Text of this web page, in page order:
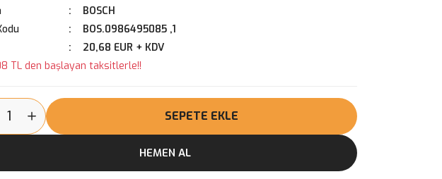
BOSCH
BOS.0986495085 ,1
20,68 EUR + KDV
TL den başlayan taksitlerle!!
SEPETE EKLE
HEMEN AL